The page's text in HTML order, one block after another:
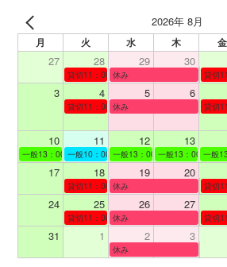
2026年 8月
月 火 水 木 金
27 28 29 30
貸切11：00～12：00
休み 貸切
3 4 5 6
貸切11：00～12：00
休み 貸切
10 11 12 13
一般13：00～19：00一般10：00～19：00一般13：00～19：00一般13：00～19：
一般
17 18 19 20
貸切11：00～12：00
休み 貸切
24 25 26 27
貸切11：00～12：00
休み 貸切
31 1 2 3
休み